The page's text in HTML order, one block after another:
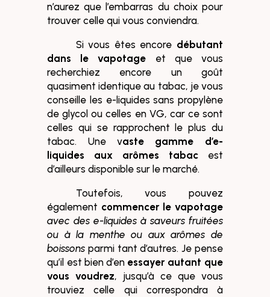
n’aurez que l’embarras du choix pour
trouver celle qui vous conviendra.
Si vous êtes encore débutant
dans le vapotage et que vous
recherchiez encore un goût
quasiment identique au tabac, je vous
conseille les e-liquides sans propylène
de glycol ou celles en VG, car ce sont
celles qui se rapprochent le plus du
tabac. Une vaste gamme d’e-
liquides aux arômes tabac est
d’ailleurs disponible sur le marché.
Toutefois, vous pouvez
également commencer le vapotage
avec des e-liquides à saveurs fruitées
ou à la menthe ou aux arômes de
boissons parmi tant d’autres. Je pense
qu’il est bien d’en essayer autant que
vous voudrez, jusqu’à ce que vous
trouviez celle qui correspondra à